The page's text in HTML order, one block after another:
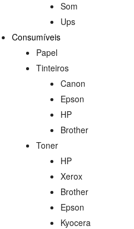
Som
Ups
Consumíveis
Papel
Tinteiros
Canon
Epson
HP
Brother
Toner
HP
Xerox
Brother
Epson
Kyocera